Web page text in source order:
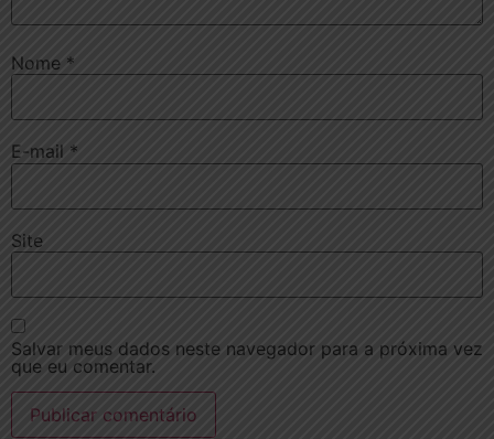
Nome *
E-mail *
Site
Salvar meus dados neste navegador para a próxima vez
que eu comentar.